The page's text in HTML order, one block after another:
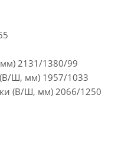
2131/1380/99
(В/Ш, мм) 1957/1033
(В/Ш, мм) 2066/1250